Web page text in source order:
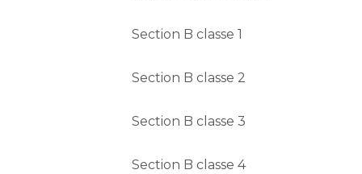
Section B classe 1
Section B classe 2
Section B classe 3
Section B classe 4